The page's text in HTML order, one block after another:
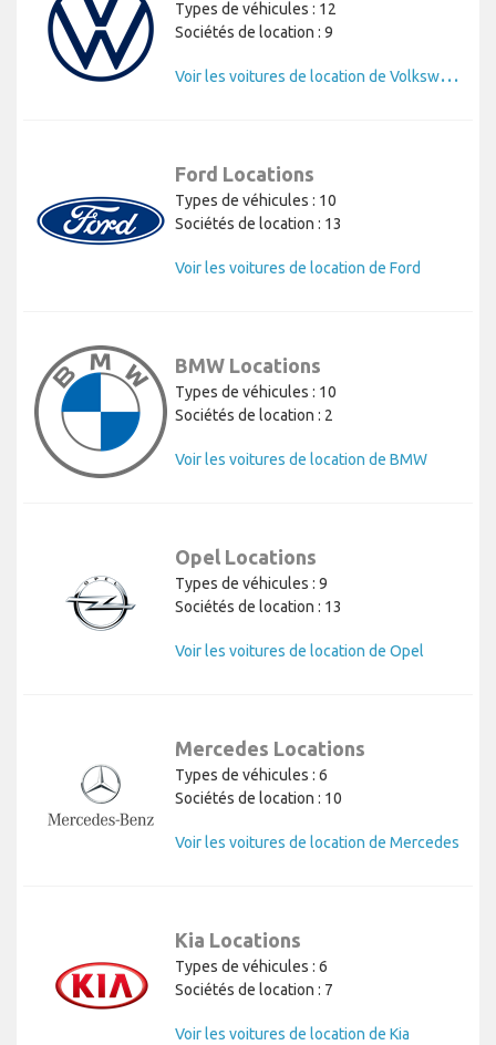
Types de véhicules : 12
Sociétés de location : 9
V
oir les voitures de location de Volkswagen
Ford Locations
Types de véhicules : 10
Sociétés de location : 13
Voir les voitures de location de Ford
BMW Locations
Types de véhicules : 10
Sociétés de location : 2
Voir les voitures de location de BMW
Opel Locations
Types de véhicules : 9
Sociétés de location : 13
Voir les voitures de location de Opel
Mercedes Locations
Types de véhicules : 6
Sociétés de location : 10
Voir les voitures de location de Mercedes
Kia Locations
Types de véhicules : 6
Sociétés de location : 7
Voir les voitures de location de Kia